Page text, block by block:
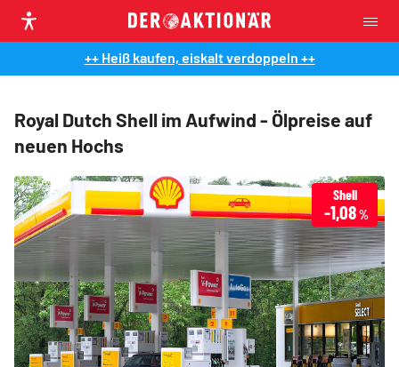
++ Heiß kaufen, eiskalt verdoppeln ++
Royal Dutch Shell im Aufwind - Ölpreise auf
neuen Hochs
Shell
-1,08%